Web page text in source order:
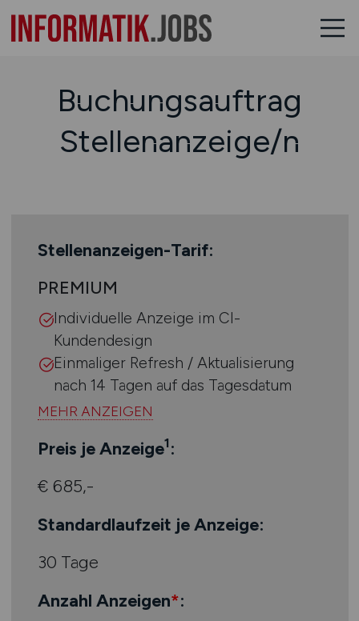
Buchungsauftrag
Stellenanzeige/n
Stellenanzeigen-Tarif:
PREMIUM
Individuelle Anzeige im CI-
Kundendesign
Einmaliger Refresh / Aktualisierung
nach 14 Tagen auf das Tagesdatum
Preis je Anzeige1:
€ 685,-
Standardlaufzeit je Anzeige:
30 Tage
Anzahl Anzeigen*: